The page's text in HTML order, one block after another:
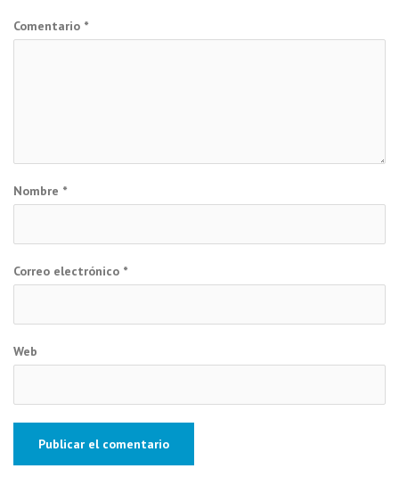
Comentario *
Nombre *
Correo electrónico *
Web